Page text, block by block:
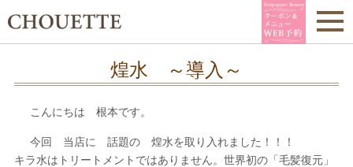
煌水 ～導入～
こんにちは 根本です。
今回 当店に 話題の 煌水を取り入れました！！！
キラ水はトリートメントではありません。世界初の「毛髪復元」